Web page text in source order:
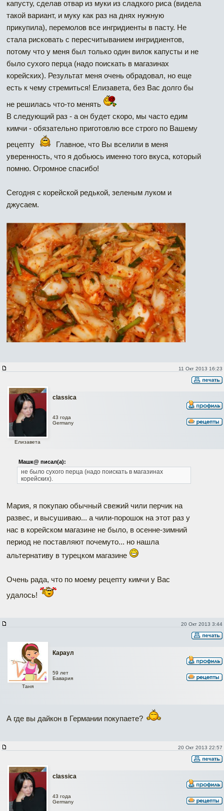
капусту, сделав отвар из муки из сладкого риса (видела
такой вариант, и муку как раз на днях нужную
прикупила), перемолов все ингридиенты в пасту. Не
стала рисковать с пересчитыванием ингридиентов,
потому что у меня был только один вилок капусты и не
было сухого перца (надо поискать в магазинах
корейских). Результат меня очень обрадовал, но еще
есть к чему стремиться! Елизавета, без Вас долго бы
не решилась что-то менять
В следующий раз - а он будет скоро, мы часто едим
кимчи - обязательно приготовлю все строго по Вашему
рецепту
Главное, что Вы вселили в меня
уверенность, что я добьюсь именно того вкуса, который
помню. Огромное спасибо!
Сегодня с корейской редькой, зеленым луком и
джусаем.
11 Окт 2013 16:23
classica
Елизавета
43 года
Germany
Машк@ писал(а):
не было сухого перца (надо поискать в магазинах
корейских).
Мария, я покупаю обычный свежий чили перчик на
развес, и высушиваю... а чили-порошок на этот раз у
нас в корейском магазине не было, в осенне-зимний
период не поставляют почемуто... но нашла
альтернативу в турецком магазине
Очень рада, что по моему рецепту кимчи у Вас
удалось!
20 Окт 2013 3:44
Караул
Таня
59 лет
Бавария
А где вы дайкон в Германии покупаете?
20 Окт 2013 22:57
classica
43 года
Germany